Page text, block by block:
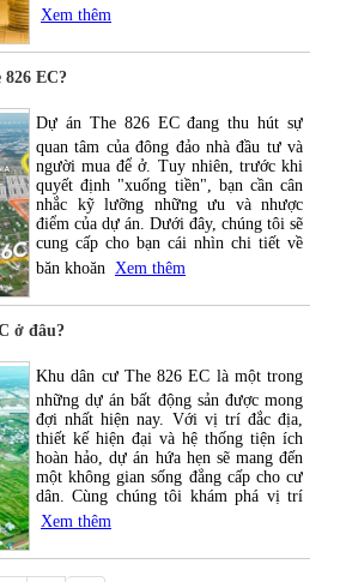
Xem thêm
EC?
Dự án The 826 EC đang thu hút sự
quan tâm của đông đảo nhà đầu tư và
người mua để ở. Tuy nhiên, trước khi
quyết định "xuống tiền", bạn cần cân
nhắc kỹ lưỡng những ưu và nhược
điểm của dự án. Dưới đây, chúng tôi sẽ
cung cấp cho bạn cái nhìn chi tiết về
băn khoăn Xem thêm
ở đâu?
Khu dân cư The 826 EC là một trong
những dự án bất động sản được mong
đợi nhất hiện nay. Với vị trí đắc địa,
thiết kế hiện đại và hệ thống tiện ích
hoàn hảo, dự án hứa hẹn sẽ mang đến
một không gian sống đẳng cấp cho cư
dân. Cùng chúng tôi khám phá vị trí
Xem thêm